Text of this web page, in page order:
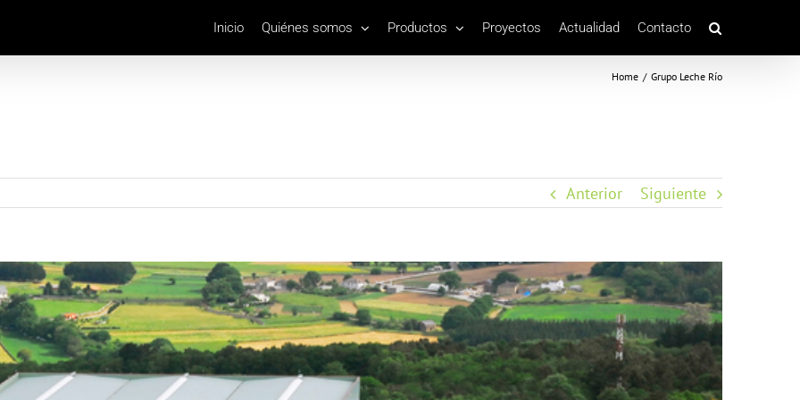
Inicio Quiénes somos Productos Proyectos Actualidad Contacto
Home / Grupo Leche Río
Anterior Siguiente